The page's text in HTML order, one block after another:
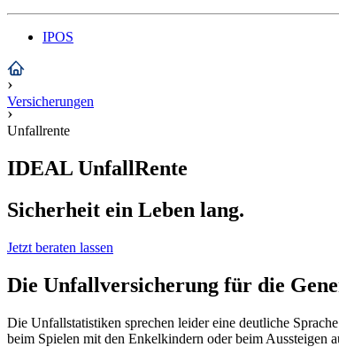
IPOS
›
Versicherungen
›
Unfallrente
IDEAL UnfallRente
Sicherheit ein Leben lang.
Jetzt beraten lassen
Die Unfallversicherung für die
Die Unfallstatistiken sprechen leider eine deutliche
beim Spielen mit den Enkelkindern oder beim Aussteigen